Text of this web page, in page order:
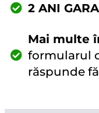
2 ANI
Mai multe
formularul
răspunde